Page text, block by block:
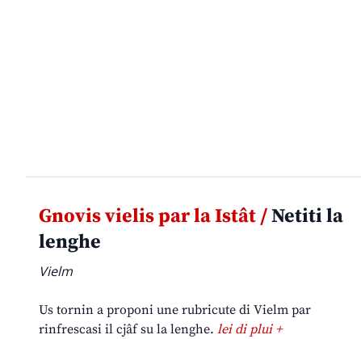
Gnovis vielis par la Istât /Netiti la
lenghe
Vielm
Us tornin a proponi une rubricute di Vielm par
rinfrescasi il cjâf su la lenghe. lei di plui +